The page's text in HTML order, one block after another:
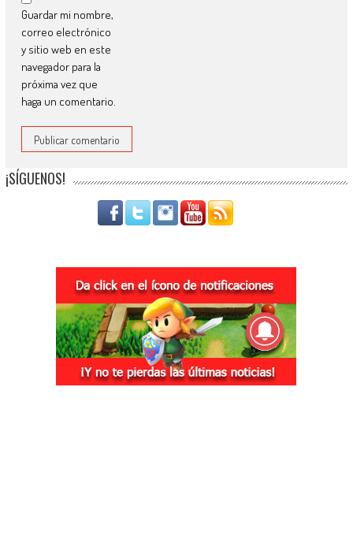
Guardar mi nombre,
correo electrónico
y sitio web en este
navegador para la
próxima vez que
haga un comentario.
¡SÍGUENOS!